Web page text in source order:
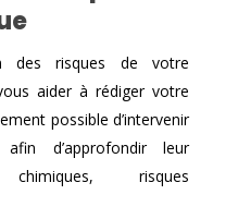
des risques de votre
aider à rédiger votre
possible d’intervenir
d’approfondir leur
risques